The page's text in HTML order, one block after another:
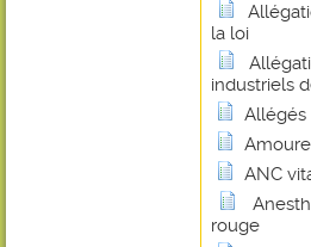
la loi
industriels
Allégés
ANC
rouge